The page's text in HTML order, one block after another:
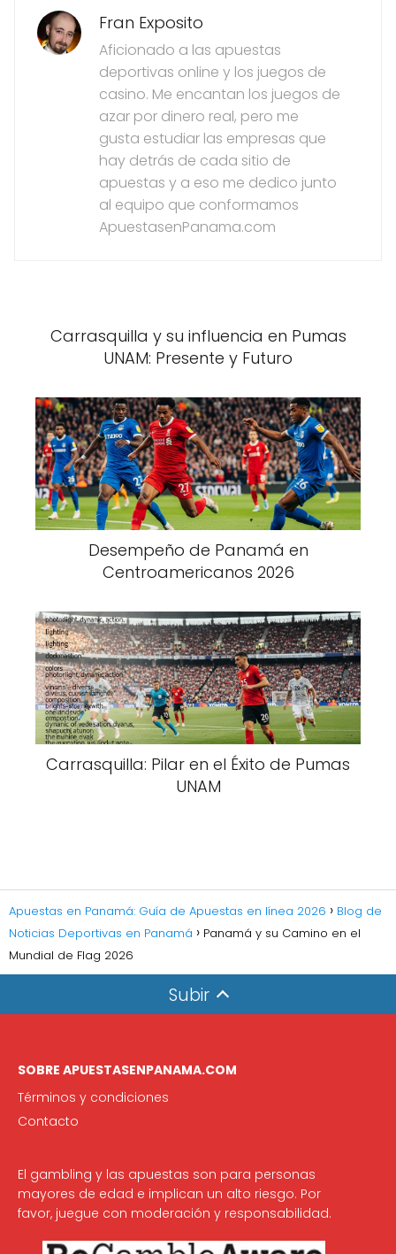
Fran Exposito
Aficionado a las apuestas
deportivas online y los juegos de
casino. Me encantan los juegos de
azar por dinero real, pero me
gusta estudiar las empresas que
hay detrás de cada sitio de
apuestas y a eso me dedico junto
al equipo que conformamos
ApuestasenPanama.com
Carrasquilla y su influencia en Pumas
UNAM: Presente y Futuro
Desempeño de Panamá en
Centroamericanos 2026
Carrasquilla: Pilar en el Éxito de Pumas
UNAM
Apuestas en Panamá: Guía de Apuestas en línea 2026
Blog de
Noticias Deportivas en Panamá
Panamá y su Camino en el
Mundial de Flag 2026
Subir
SOBRE APUESTASENPANAMA.COM
Términos y condiciones
Contacto
El gambling y las apuestas son para personas
mayores de edad e implican un alto riesgo. Por
favor, juegue con moderación y responsabilidad.